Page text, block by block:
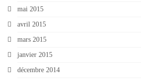
mai 2015
avril 2015
mars 2015
janvier 2015
décembre 2014